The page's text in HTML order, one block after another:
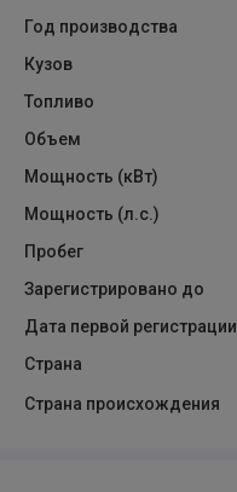
Год производства
Кузов
Топливо
Объем
Мощность (кВт)
Мощность (л.с.)
Пробег
Зарегистрировано до
Дата первой регистрации
Страна
Страна происхождения